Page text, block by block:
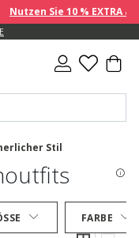
Sie 10 % EXTRA
Stil
FARBE